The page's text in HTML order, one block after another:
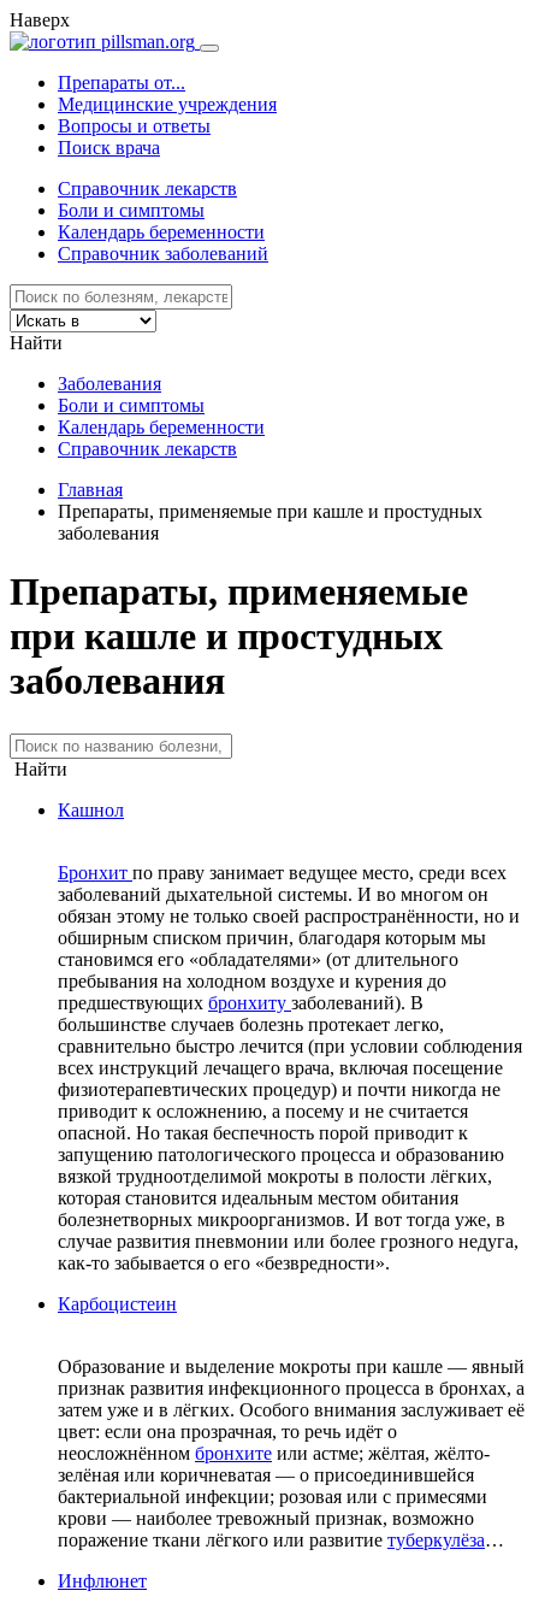
Наверх
Препараты от...
Медицинские учреждения
Вопросы и ответы
Поиск врача
Справочник лекарств
Боли и симптомы
Календарь беременности
Справочник заболеваний
Найти
Заболевания
Боли и симптомы
Календарь беременности
Справочник лекарств
Главная
Препараты, применяемые при кашле и простудных
заболевания
Препараты, применяемые
при кашле и простудных
заболевания
Найти
Кашнол
Бронхит по праву занимает ведущее место, среди всех
заболеваний дыхательной системы. И во многом он
обязан этому не только своей распространённости, но и
обширным списком причин, благодаря которым мы
становимся его «обладателями» (от длительного
пребывания на холодном воздухе и курения до
предшествующих бронхиту заболеваний). В
большинстве случаев болезнь протекает легко,
сравнительно быстро лечится (при условии соблюдения
всех инструкций лечащего врача, включая посещение
физиотерапевтических процедур) и почти никогда не
приводит к осложнению, а посему и не считается
опасной. Но такая беспечность порой приводит к
запущению патологического процесса и образованию
вязкой трудноотделимой мокроты в полости лёгких,
которая становится идеальным местом обитания
болезнетворных микроорганизмов. И вот тогда уже, в
случае развития пневмонии или более грозного недуга,
как-то забывается о его «безвредности».
Карбоцистеин
Образование и выделение мокроты при кашле — явный
признак развития инфекционного процесса в бронхах, а
затем уже и в лёгких. Особого внимания заслуживает её
цвет: если она прозрачная, то речь идёт о
неосложнённом бронхите или астме; жёлтая, жёлто-
зелёная или коричневатая — о присоединившейся
бактериальной инфекции; розовая или с примесями
крови — наиболее тревожный признак, возможно
поражение ткани лёгкого или развитие туберкулёза…
Инфлюнет